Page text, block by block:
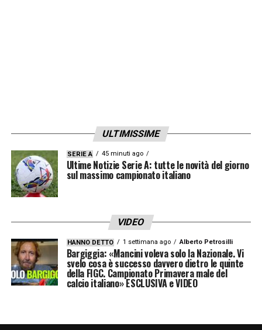
formazione arancioneroverde. Il
condottiero ex Monzalavorerà a stretto
contatto con l’area scouting e i direttori per
individuare i profili ideali e più funzionali al
fondamentale a breve termine sarà la difesa
strenua della categoria, la firma di questo
importante e lungo prolungamento da parte
diStroppacertifica che l’intero ambiente è
ULTIMISSIME
SERIE A 45 minuti ago
Ultime Notizie Serie A: tutte le novità del giorno
sul massimo campionato italiano
VIDEO
HANNO DETTO 1 settimana ago Alberto Petrosilli
Bargiggia: «Mancini voleva solo la Nazionale. Vi
svelo cosa è successo davvero dietro le quinte
della FIGC. Campionato Primavera male del
calcio italiano» ESCLUSIVA e VIDEO